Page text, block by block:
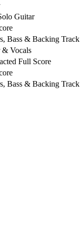
Guitar
Bass & Backing Track
& Vocals
Full Score
Bass & Backing Track